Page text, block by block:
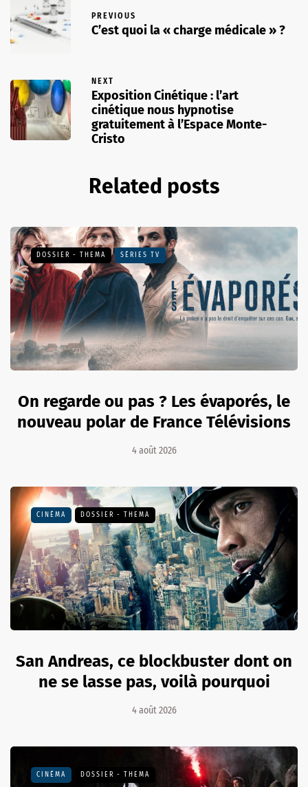
PREVIOUS
C’est quoi la « charge médicale » ?
NEXT
Exposition Cinétique : l’art
cinétique nous hypnotise
gratuitement à l’Espace Monte-
Cristo
Related posts
DOSSIER - THEMA SÉRIES TV
On regarde ou pas ? Les évaporés, le
nouveau polar de France Télévisions
4 août 2026
CINÉMA DOSSIER - THEMA
San Andreas, ce blockbuster dont on
ne se lasse pas, voilà pourquoi
4 août 2026
CINÉMA DOSSIER - THEMA